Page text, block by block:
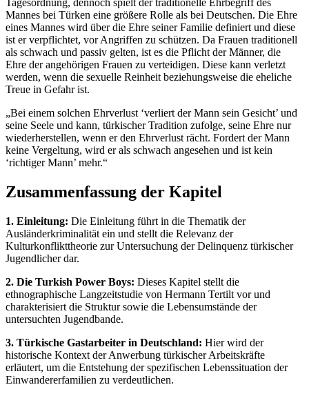
Tagesordnung, dennoch spielt der traditionelle Ehrbegriff des
Mannes bei Türken eine größere Rolle als bei Deutschen. Die Ehre
eines Mannes wird über die Ehre seiner Familie definiert und diese
ist er verpflichtet, vor Angriffen zu schützen. Da Frauen traditionell
als schwach und passiv gelten, ist es die Pflicht der Männer, die
Ehre der angehörigen Frauen zu verteidigen. Diese kann verletzt
werden, wenn die sexuelle Reinheit beziehungsweise die eheliche
Treue in Gefahr ist.
„Bei einem solchen Ehrverlust ‘verliert der Mann sein Gesicht’ und
seine Seele und kann, türkischer Tradition zufolge, seine Ehre nur
wiederherstellen, wenn er den Ehrverlust rächt. Fordert der Mann
keine Vergeltung, wird er als schwach angesehen und ist kein
‘richtiger Mann’ mehr.“
Zusammenfassung der Kapitel
1. Einleitung: Die Einleitung führt in die Thematik der
Ausländerkriminalität ein und stellt die Relevanz der
Kulturkonflikttheorie zur Untersuchung der Delinquenz türkischer
Jugendlicher dar.
2. Die Turkish Power Boys: Dieses Kapitel stellt die
ethnographische Langzeitstudie von Hermann Tertilt vor und
charakterisiert die Struktur sowie die Lebensumstände der
untersuchten Jugendbande.
3. Türkische Gastarbeiter in Deutschland: Hier wird der
historische Kontext der Anwerbung türkischer Arbeitskräfte
erläutert, um die Entstehung der spezifischen Lebenssituation der
Einwandererfamilien zu verdeutlichen.